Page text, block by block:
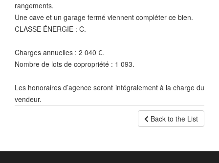
rangements.
Une cave et un garage fermé viennent compléter ce bien.
CLASSE ÉNERGIE : C.
Charges annuelles : 2 040 €.
Nombre de lots de copropriété : 1 093.
Les honoraires d’agence seront intégralement à la charge du
vendeur.
Back to the List